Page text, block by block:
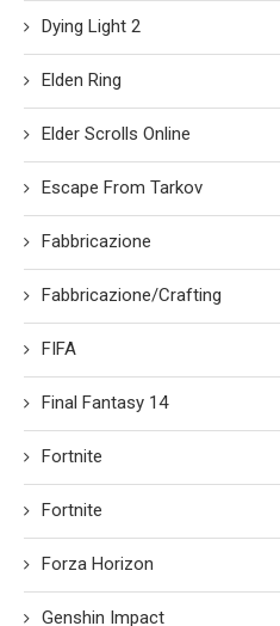
Dying Light 2
Elden Ring
Elder Scrolls Online
Escape From Tarkov
Fabbricazione
Fabbricazione/Crafting
FIFA
Final Fantasy 14
Fortnite
Fortnite
Forza Horizon
Genshin Impact